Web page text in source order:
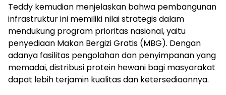
​Teddy kemudian menjelaskan bahwa pembangunan
infrastruktur ini memiliki nilai strategis dalam
mendukung program prioritas nasional, yaitu
penyediaan Makan Bergizi Gratis (MBG). Dengan
adanya fasilitas pengolahan dan penyimpanan yang
memadai, distribusi protein hewani bagi masyarakat
dapat lebih terjamin kualitas dan ketersediaannya.